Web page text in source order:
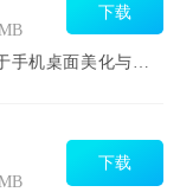
性化定制的综合壁纸应用，
下载
下载